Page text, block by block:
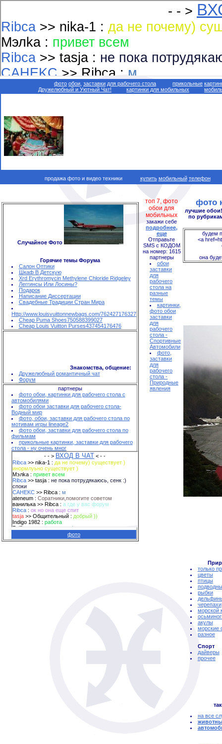
фото обои, заставки для рабочего стола прикольные
Дружелюбный и Уютный Чат!
картинки для мобильных
продажа фото и видео техники купить мобильный телефон
топ 7, фото
обои для
мобильных
закажи себе
подробнее,
еще
Отправьте
SMS с КОДОМ
на номер: 1615
партнеры
обои
заставки
для
рабочего
стола на
разные
темы
картинки,
фото обои
заставки
для
рабочего
стола -
Спортивные
Автомобили
фото,
заставки
для
рабочего
стола -
Природные
явления
фото
лучшие
по
будем
<a
она
только
цветы
птицы
рыбки
черепахи
морской
акулы
морские
разное
Спорт
дайверы
прочее
на все
Случайное Фото
Горячие темы Форума
Салон Оптики
Шкаф В Детскую
Xrd Erythromycin Methylene Chloride Ridgeley
Леггинсы Или Лосины?
Подарок
Написание Диссертации
Свадебные Традиции Стран Мира
Http://www.louisvuittonnewbags.com/762427176327
Cheap Puma Shoes750588399027
Cheap Louis Vuitton Purses437454176476
Знакомства, общение:
Дружелюбный романтичный чат
Форум
партнеры
фото обои, картинки для рабочего стола с
автомобилями
фото обои заставки для рабочего стола-
Водный мир
фото, обои, заставки для рабочего стола по
мотивам игры lineage2
фото обои, заставки для рабочего стола по
фильмам
прикольные картинки, заставки для рабочего
стола - ну очень мног
фото